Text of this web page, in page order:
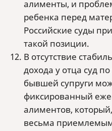
алименты, и
ребенка перед
Российские суды
такой позиции.
В отсутствие
дохода у отца суд
бывшей супруги
фиксированный
алиментов,
весьма